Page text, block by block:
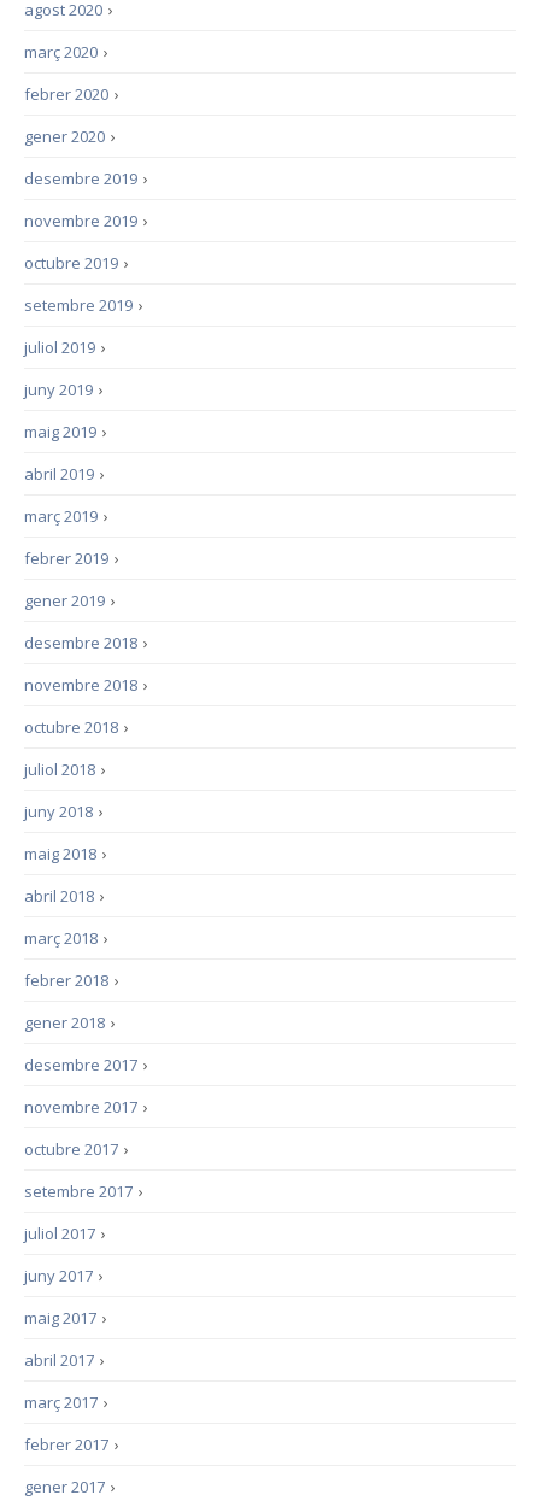
›
agost 2020
›
març 2020
›
febrer 2020
›
gener 2020
›
desembre 2019
›
novembre 2019
›
octubre 2019
›
setembre 2019
›
juliol 2019
›
juny 2019
›
maig 2019
›
abril 2019
›
març 2019
›
febrer 2019
›
gener 2019
›
desembre 2018
›
novembre 2018
›
octubre 2018
›
juliol 2018
›
juny 2018
›
maig 2018
›
abril 2018
›
març 2018
›
febrer 2018
›
gener 2018
›
desembre 2017
›
novembre 2017
›
octubre 2017
›
setembre 2017
›
juliol 2017
›
juny 2017
›
maig 2017
›
abril 2017
›
març 2017
›
febrer 2017
›
gener 2017